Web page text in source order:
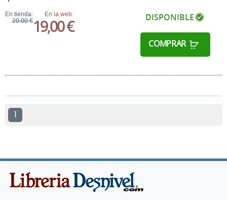
En tienda:
20,00 €
En la web:
19,00 € DISPONIBLE
COMPRAR
1